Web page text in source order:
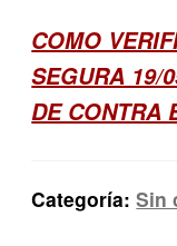
COMO
SEGURA 19/
DE CONTRA
Categoría:Sin